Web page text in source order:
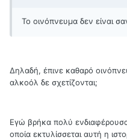
Το οινόπνευμα δεν είναι
Δηλαδή, έπινε καθαρό
αλκοόλ δε σχετίζονται;
Εγώ βρήκα πολύ
οποία εκτυλίσσεται αυτή η